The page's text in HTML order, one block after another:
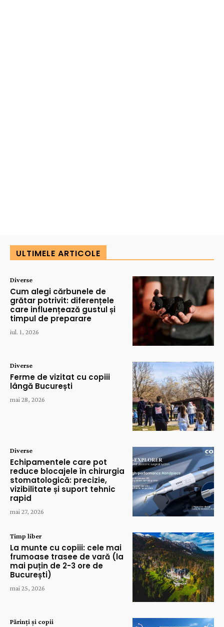
ULTIMELE ARTICOLE
Diverse
Cum alegi cărbunele de
grătar potrivit: diferențele
care influențează gustul și
timpul de preparare
iul. 1, 2026
Diverse
Ferme de vizitat cu copiii
lângă București
mai 28, 2026
Diverse
Echipamentele care pot
reduce blocajele în chirurgia
stomatologică: precizie,
vizibilitate și suport tehnic
rapid
mai 27, 2026
Timp liber
La munte cu copiii: cele mai
frumoase trasee de vară (la
mai puțin de 2-3 ore de
București)
mai 25, 2026
Părinți și copii